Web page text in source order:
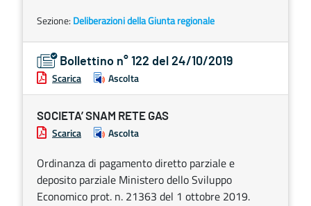
Sezione: Deliberazioni della Giunta regionale
Bollettino n° 122 del 24/10/2019
Scarica Ascolta
SOCIETA’ SNAM RETE GAS
Scarica Ascolta
Ordinanza di pagamento diretto parziale e
deposito parziale Ministero dello Sviluppo
Economico prot. n. 21363 del 1 ottobre 2019.